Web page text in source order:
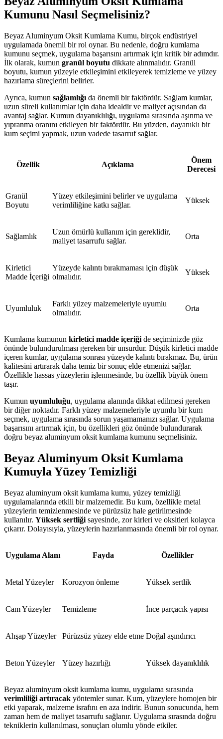
Kumunu Nasıl Seçmelisiniz?
Beyaz Aluminyum Oksit Kumlama Kumu, birçok endüstriyel
uygulamada önemli bir rol oynar. Bu nedenle, doğru kumlama
kumunu seçmek, uygulama başarısını artırmak için kritik bir adımdır.
İlk olarak, kumun granül boyutu dikkate alınmalıdır. Granül
boyutu, kumun yüzeyle etkileşimini etkileyerek temizleme ve yüzey
hazırlama süreçlerini belirler.
Ayrıca, kumun sağlamlığı da önemli bir faktördür. Sağlam kumlar,
uzun süreli kullanımlar için daha idealdir ve maliyet açısından da
avantaj sağlar. Kumun dayanıklılığı, uygulama sırasında aşınma ve
yıpranma oranını etkileyen bir faktördür. Bu yüzden, dayanıklı bir
kum seçimi yapmak, uzun vadede tasarruf sağlar.
Özellik Açıklama
Önem
Derecesi
Granül
Boyutu
Yüzey etkileşimini belirler ve uygulama
verimliliğine katkı sağlar.
Yüksek
Sağlamlık
Uzun ömürlü kullanım için gereklidir,
maliyet tasarrufu sağlar.
Orta
Kirletici
Madde İçeriği
Yüzeyde kalıntı bırakmaması için düşük
olmalıdır.
Yüksek
Uyumluluk
Farklı yüzey malzemeleriyle uyumlu
olmalıdır.
Orta
Kumlama kumunun kirletici madde içeriği de seçiminizde göz
önünde bulundurulması gereken bir unsurdur. Düşük kirletici madde
içeren kumlar, uygulama sonrası yüzeyde kalıntı bırakmaz. Bu, ürün
kalitesini artırarak daha temiz bir sonuç elde etmenizi sağlar.
Özellikle hassas yüzeylerin işlenmesinde, bu özellik büyük önem
taşır.
Kumun uyumluluğu, uygulama alanında dikkat edilmesi gereken
bir diğer noktadır. Farklı yüzey malzemeleriyle uyumlu bir kum
seçmek, uygulama sırasında sorun yaşamamanızı sağlar. Uygulama
başarısını artırmak için, bu özellikleri göz önünde bulundurarak
doğru beyaz aluminyum oksit kumlama kumunu seçmelisiniz.
Beyaz Aluminyum Oksit Kumlama
Kumuyla Yüzey Temizliği
Beyaz aluminyum oksit kumlama kumu, yüzey temizliği
uygulamalarında etkili bir malzemedir. Bu kum, özellikle metal
yüzeylerin temizlenmesinde ve pürüzsüz hale getirilmesinde
kullanılır. Yüksek sertliği sayesinde, zor kirleri ve oksitleri kolayca
çıkarır. Dolayısıyla, yüzeylerin hazırlanmasında önemli bir rol oynar.
Uygulama Alanı Fayda Özellikler
Metal Yüzeyler Korozyon önleme Yüksek sertlik
Cam Yüzeyler Temizleme İnce parçacık yapısı
Ahşap Yüzeyler Pürüzsüz yüzey elde etme Doğal aşındırıcı
Beton Yüzeyler Yüzey hazırlığı Yüksek dayanıklılık
Beyaz aluminyum oksit kumlama kumu, uygulama sırasında
verimliliği artıracak yöntemler sunar. Kum, yüzeylere homojen bir
etki yaparak, malzeme israfını en aza indirir. Bunun sonucunda, hem
zaman hem de maliyet tasarrufu sağlanır. Uygulama sırasında doğru
tekniklerin kullanılması, sonuçları olumlu yönde etkiler.